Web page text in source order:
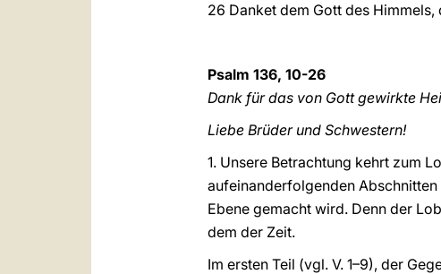
26 Danket dem Gott des
Psalm 136, 10-26
Dank für das von Gott gewirkte
Liebe Brüder und Schwestern!
1. Unsere Betrachtung kehrt zum
aufeinanderfolgenden
Ebene gemacht wird. Denn der
dem der Zeit.
Im ersten Teil (vgl. V. 1–9), der